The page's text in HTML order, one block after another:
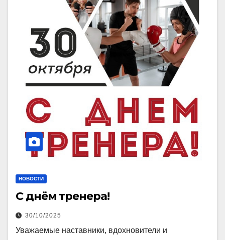
НОВОСТИ
С днём тренера!
30/10/2025
Уважаемые наставники, вдохновители и